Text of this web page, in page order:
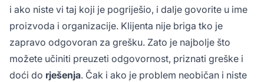
i ako niste vi taj koji je pogriješio, i dalje govorite u ime
proizvoda i organizacije. Klijenta nije briga tko je
zapravo odgovoran za grešku. Zato je najbolje što
možete učiniti preuzeti odgovornost, priznati greške i
doći do rješenja. Čak i ako je problem neobičan i niste